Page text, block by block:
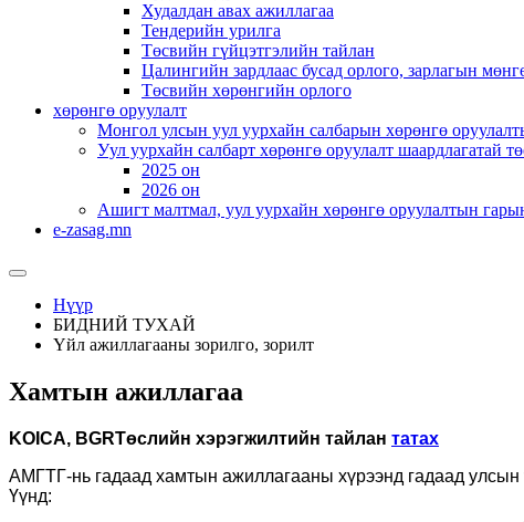
Худалдан авах ажиллагаа
Тендерийн урилга
Төсвийн гүйцэтгэлийн тайлан
Цалингийн зардлаас бусад орлого, зарлагын
Төсвийн хөрөнгийн орлого
хөрөнгө оруулалт
Монгол улсын уул уурхайн салбарын хөрөнгө
Уул уурхайн салбарт хөрөнгө оруулалт шаардлагатай
2025 он
2026 он
Ашигт малтмал, уул уурхайн хөрөнгө оруулалтын
e-zasag.mn
Нүүр
БИДНИЙ ТУХАЙ
Үйл ажиллагааны зорилго, зорилт
Хамтын ажиллагаа
KOICA, BGRТөслийн хэрэгжилтийн тайлан татах
АМГТГ-нь гадаад хамтын ажиллагааны хүрээнд гадаад улсын
Үүнд: